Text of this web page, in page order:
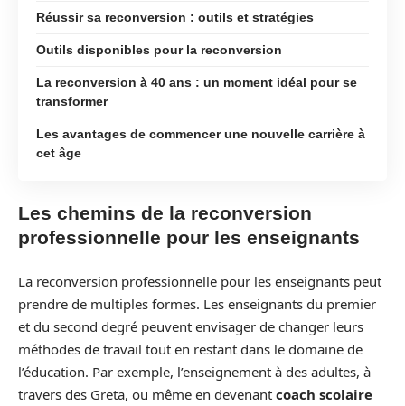
Réussir sa reconversion : outils et stratégies
Outils disponibles pour la reconversion
La reconversion à 40 ans : un moment idéal pour se
transformer
Les avantages de commencer une nouvelle carrière à
cet âge
Les chemins de la reconversion
professionnelle pour les enseignants
La reconversion professionnelle pour les enseignants peut
prendre de multiples formes. Les enseignants du premier
et du second degré peuvent envisager de changer leurs
méthodes de travail tout en restant dans le domaine de
l’éducation. Par exemple, l’enseignement à des adultes, à
travers des Greta, ou même en devenant coach scolaire